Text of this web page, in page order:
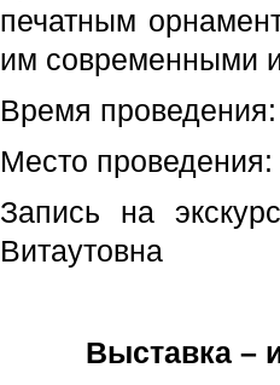
печатным
им современными
Время
Место
Запись на
Витаутовна
Выставка –